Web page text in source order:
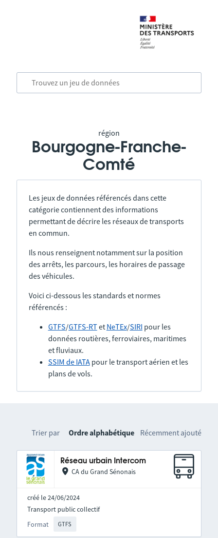
région
Bourgogne-Franche-
Comté
Les jeux de données référencés dans cette
catégorie contiennent des informations
permettant de décrire les réseaux de transports
en commun.
Ils nous renseignent notamment sur la position
des arrêts, les parcours, les horaires de passage
des véhicules.
Voici ci-dessous les standards et normes
référencés :
GTFS/GTFS-RTet NeTEx/SIRI pour les
données routières, ferroviaires, maritimes
et fluviaux.
SSIM de IATApour le transport aérien et les
plans de vols.
Trier par Ordre alphabétique Récemment ajouté
Réseau urbain Intercom
CA du Grand Sénonais
créé le 24/06/2024
Format GTFS
Transport public collectif